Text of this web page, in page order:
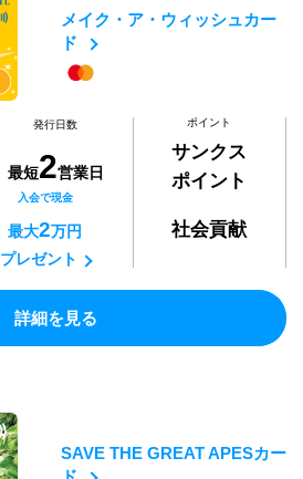
メイク・ア・ウィッシュカー
ド
発行日数
最短2営業日
ポイント
サンクス
ポイント
入会で現金
最大2万円
プレゼント
社会貢献
詳細を見る
SAVE THE GREAT APESカー